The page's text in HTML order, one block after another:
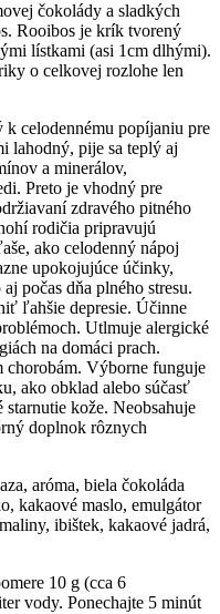
čokolády a sladkých
Rooibos je krík tvorený
lístkami (asi 1cm dlhými).
o celkovej rozlohe len
celodennému popíjaniu pre
lahodný, pije sa teplý aj
a minerálov,
Preto je vhodný pre
zdravého pitného
rodičia pripravujú
ako celodenný nápoj
upokojujúce účinky,
počas dňa plného stresu.
ľahšie depresie. Účinne
Utlmuje alergické
na domáci prach.
chorobám. Výborne funguje
ako obklad alebo súčasť
kože. Neobsahuje
doplnok rôznych
aróma, biela čokoláda
kakaové maslo, emulgátor
ibištek, kakaové jadrá,
10 g (cca 6
vody. Ponechajte 5 minút